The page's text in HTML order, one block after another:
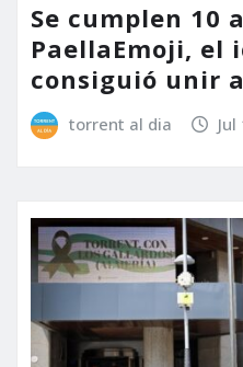
Se cumplen 10
PaellaEmoji, el
consiguió unir
torrent al dia